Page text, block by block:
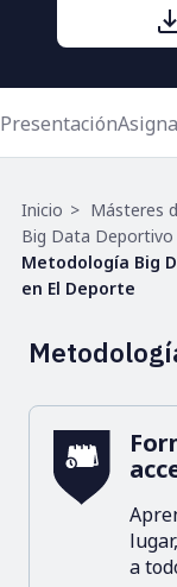
Presentación
Ruta
de
navegación
Inicio Másteres
Big Data
Metodología Big
en El Deporte
a